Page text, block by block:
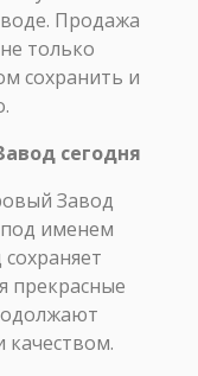
Продажа
только
сохранить и
сегодня
Завод
именем
прекрасные
качеством.